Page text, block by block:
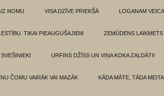
NOMU VISA DZĪVE PRIEKŠĀ LOGANAM
TIKAI PIEAUGUŠAJIEM ZEMŪDENS LAIKMETS
URFINS DŽĪSS UN VIŅA KOKA ZALDĀTI!
ČOMU VAIRĀK VAI MAZĀK KĀDA MĀTE, TĀDA